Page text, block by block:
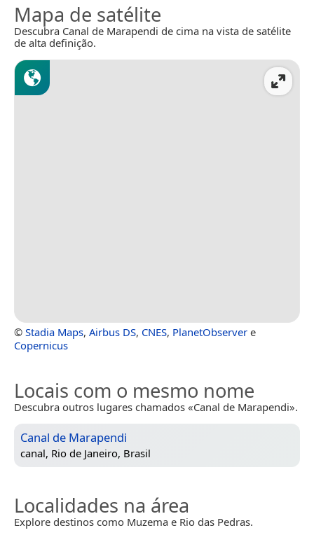
Mapa de satélite
Descubra Canal de Marapendi de cima na vista de satélite
de alta definição.
© Stadia Maps, Airbus DS, CNES, PlanetObserver e
Copernicus
Locais com o mesmo nome
Descubra outros lugares chamados «Canal de Marapendi».
Canal de Marapendi
canal, Rio de Janeiro, Brasil
Localidades na área
Explore destinos como Muzema e Rio das Pedras.